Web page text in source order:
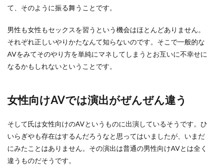
て、そのように振る舞うことです。
男性も女性もセックスを習うという機会はほとんどありません。
それぞれ正しいやりかたなんて知らないのです。そこで一般的な
AVをみてそのやり方を単純にマネしてしまうとお互いに不幸せに
なるかもしれないということです。
女性向けAVでは演出がぜんぜん違う
そして氏は女性向けのAVというものに出演しているそうです。ひ
いらぎやも存在はするんだろうなと思ってはいましたが、いまだ
にみたことはありません。その演出は普通の男性向けAVとは全く
違うものだそうです。